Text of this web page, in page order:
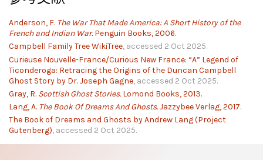
Anderson, F. The War That Made America: A Short History of the
French and Indian War.Penguin Books, 2006.
Campbell Family Tree WikiTree, accessed 2 Oct 2025.
Curieuse Nouvelle-France/Curious New France: “A” Legend of
Ticonderoga: Retracing the Origins of the Duncan Campbell
Ghost Story by Dr. Joseph Gagne, accessed 2 Oct 2025.
Gray, R. Scottish Ghost Stories.Lomond Books, 2013.
Lang, A. The Book Of Dreams And Ghosts.Jazzybee Verlag, 2017.
The Book of Dreams and Ghosts by Andrew Lang (Project
Gutenberg), accessed 2 Oct 2025.